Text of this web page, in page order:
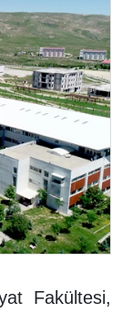
Fakültesi,